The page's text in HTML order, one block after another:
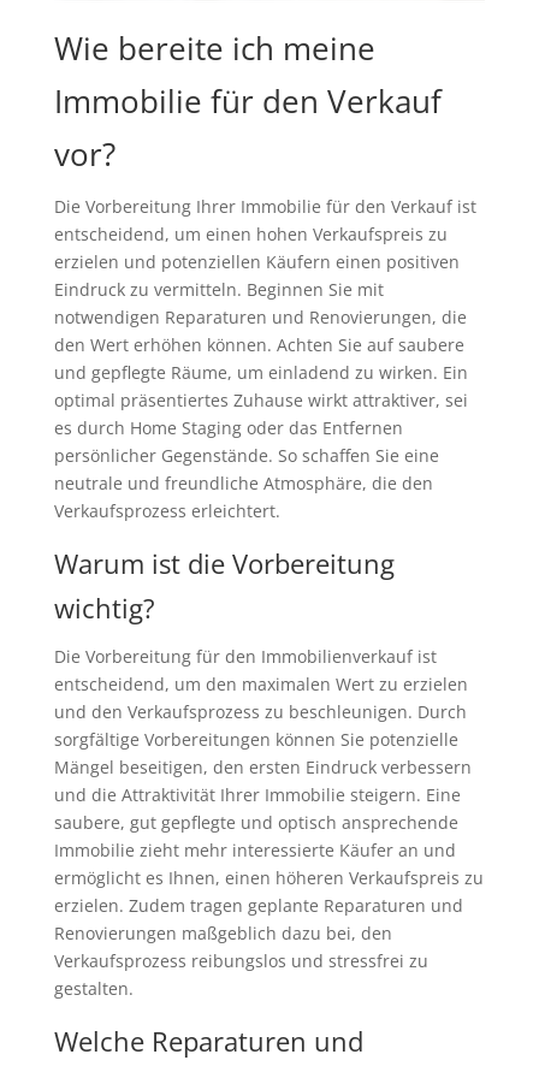
Wie bereite ich meine
Immobilie für den Verkauf
vor?
Die Vorbereitung Ihrer Immobilie für den Verkauf ist
entscheidend, um einen hohen Verkaufspreis zu
erzielen und potenziellen Käufern einen positiven
Eindruck zu vermitteln. Beginnen Sie mit
notwendigen Reparaturen und Renovierungen, die
den Wert erhöhen können. Achten Sie auf saubere
und gepflegte Räume, um einladend zu wirken. Ein
optimal präsentiertes Zuhause wirkt attraktiver, sei
es durch Home Staging oder das Entfernen
persönlicher Gegenstände. So schaffen Sie eine
neutrale und freundliche Atmosphäre, die den
Verkaufsprozess erleichtert.
Warum ist die Vorbereitung
wichtig?
Die Vorbereitung für den Immobilienverkauf ist
entscheidend, um den maximalen Wert zu erzielen
und den Verkaufsprozess zu beschleunigen. Durch
sorgfältige Vorbereitungen können Sie potenzielle
Mängel beseitigen, den ersten Eindruck verbessern
und die Attraktivität Ihrer Immobilie steigern. Eine
saubere, gut gepflegte und optisch ansprechende
Immobilie zieht mehr interessierte Käufer an und
ermöglicht es Ihnen, einen höheren Verkaufspreis zu
erzielen. Zudem tragen geplante Reparaturen und
Renovierungen maßgeblich dazu bei, den
Verkaufsprozess reibungslos und stressfrei zu
gestalten.
Welche Reparaturen und